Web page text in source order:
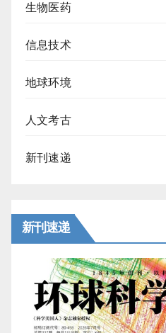
生物医药
信息技术
地球环境
人文考古
新刊速递
新刊速递